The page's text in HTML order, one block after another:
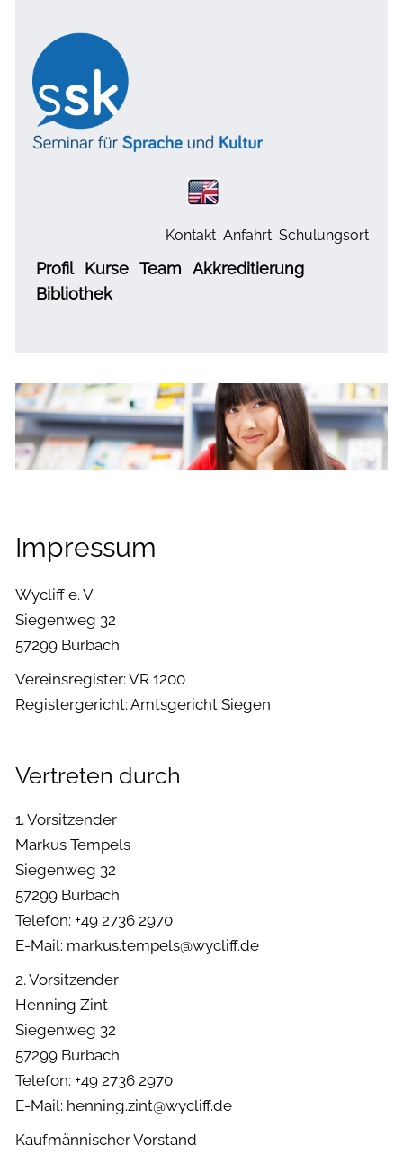
Kontakt Anfahrt Schulungsort
Profil Kurse Team
Akkreditierung
Bibliothek
Impressum
Wycliff e. V.
Siegenweg 32
57299 Burbach
Vereinsregister: VR 1200
Registergericht: Amtsgericht Siegen
Vertreten durch
1. Vorsitzender
Markus Tempels
Siegenweg 32
57299 Burbach
Telefon: +49 2736 2970
E-Mail: markus.tempels@wycliff.de
2. Vorsitzender
Henning Zint
Siegenweg 32
57299 Burbach
Telefon: +49 2736 2970
E-Mail: henning.zint@wycliff.de
Kaufmännischer Vorstand